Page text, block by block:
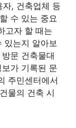
자, 건축업체 등
수 있는 중요
고자 할 때는
있는지 알아보
문 건축물대
가 기록된 문
주민센터에서
물의 건축 시